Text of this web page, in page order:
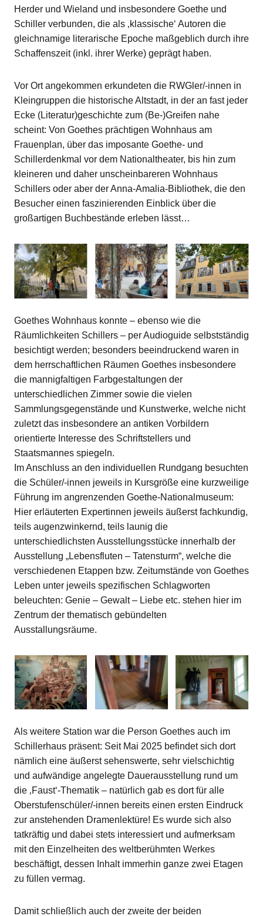
Herder und Wieland und insbesondere Goethe und
Schiller verbunden, die als ‚klassische‘ Autoren die
gleichnamige literarische Epoche maßgeblich durch ihre
Schaffenszeit (inkl. ihrer Werke) geprägt haben.
Vor Ort angekommen erkundeten die RWGler/-innen in
Kleingruppen die historische Altstadt, in der an fast jeder
Ecke (Literatur)geschichte zum (Be-)Greifen nahe
scheint: Von Goethes prächtigen Wohnhaus am
Frauenplan, über das imposante Goethe- und
Schillerdenkmal vor dem Nationaltheater, bis hin zum
kleineren und daher unscheinbareren Wohnhaus
Schillers oder aber der Anna-Amalia-Bibliothek, die den
Besucher einen faszinierenden Einblick über die
großartigen Buchbestände erleben lässt…
Goethes Wohnhaus konnte – ebenso wie die
Räumlichkeiten Schillers – per Audioguide selbstständig
besichtigt werden; besonders beeindruckend waren in
dem herrschaftlichen Räumen Goethes insbesondere
die mannigfaltigen Farbgestaltungen der
unterschiedlichen Zimmer sowie die vielen
Sammlungsgegenstände und Kunstwerke, welche nicht
zuletzt das insbesondere an antiken Vorbildern
orientierte Interesse des Schriftstellers und
Staatsmannes spiegeln.
Im Anschluss an den individuellen Rundgang besuchten
die Schüler/-innen jeweils in Kursgröße eine kurzweilige
Führung im angrenzenden Goethe-Nationalmuseum:
Hier erläuterten Expertinnen jeweils äußerst fachkundig,
teils augenzwinkernd, teils launig die
unterschiedlichsten Ausstellungsstücke innerhalb der
Ausstellung „Lebensfluten – Tatensturm“, welche die
verschiedenen Etappen bzw. Zeitumstände von Goethes
Leben unter jeweils spezifischen Schlagworten
beleuchten: Genie – Gewalt – Liebe etc. stehen hier im
Zentrum der thematisch gebündelten
Ausstallungsräume.
Als weitere Station war die Person Goethes auch im
Schillerhaus präsent: Seit Mai 2025 befindet sich dort
nämlich eine äußerst sehenswerte, sehr vielschichtig
und aufwändige angelegte Dauerausstellung rund um
die ‚Faust‘-Thematik – natürlich gab es dort für alle
Oberstufenschüler/-innen bereits einen ersten Eindruck
zur anstehenden Dramenlektüre! Es wurde sich also
tatkräftig und dabei stets interessiert und aufmerksam
mit den Einzelheiten des weltberühmten Werkes
beschäftigt, dessen Inhalt immerhin ganze zwei Etagen
zu füllen vermag.
Damit schließlich auch der zweite der beiden